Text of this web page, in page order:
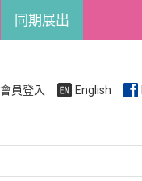
同期展出
會員登入 English